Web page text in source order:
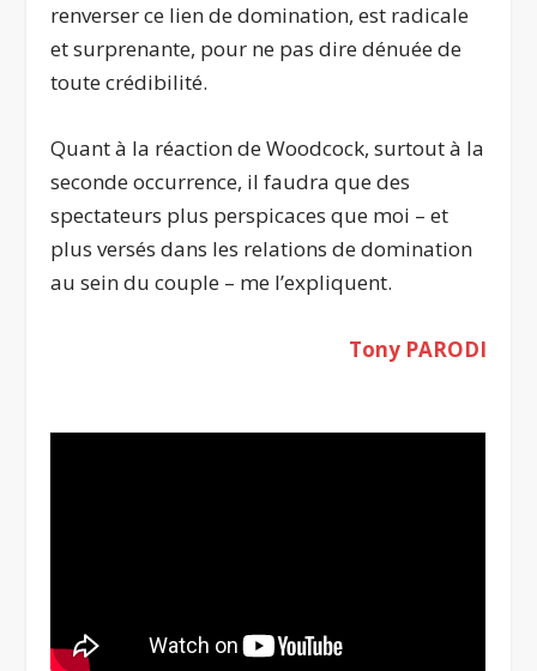
renverser ce lien de domination, est radicale
et surprenante, pour ne pas dire dénuée de
toute crédibilité.
Quant à la réaction de Woodcock, surtout à la
seconde occurrence, il faudra que des
spectateurs plus perspicaces que moi – et
plus versés dans les relations de domination
au sein du couple – me l’expliquent.
Tony PARODI